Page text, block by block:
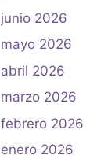
junio 2026
mayo 2026
abril 2026
marzo 2026
febrero 2026
enero 2026